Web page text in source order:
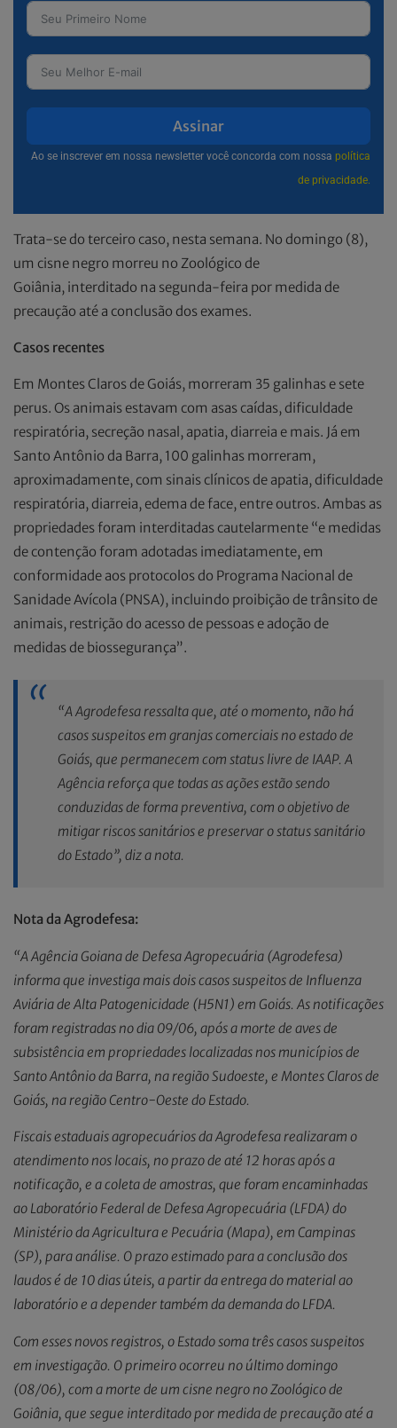
Assinar
Ao se inscrever em nossa newsletter você concorda com nossa política
de privacidade.
Trata-se do terceiro caso, nesta semana. No domingo (8),
um cisne negro morreu no Zoológico de
Goiânia, interditado na segunda-feira por medida de
precaução até a conclusão dos exames.
Casos recentes
Em Montes Claros de Goiás, morreram 35 galinhas e sete
perus. Os animais estavam com asas caídas, dificuldade
respiratória, secreção nasal, apatia, diarreia e mais. Já em
Santo Antônio da Barra, 100 galinhas morreram,
aproximadamente, com sinais clínicos de apatia, dificuldade
respiratória, diarreia, edema de face, entre outros. Ambas as
propriedades foram interditadas cautelarmente “e medidas
de contenção foram adotadas imediatamente, em
conformidade aos protocolos do Programa Nacional de
Sanidade Avícola (PNSA), incluindo proibição de trânsito de
animais, restrição do acesso de pessoas e adoção de
medidas de biossegurança”.
“A Agrodefesa ressalta que, até o momento, não há
casos suspeitos em granjas comerciais no estado de
Goiás, que permanecem com status livre de IAAP. A
Agência reforça que todas as ações estão sendo
conduzidas de forma preventiva, com o objetivo de
mitigar riscos sanitários e preservar o status sanitário
do Estado”, diz a nota.
Nota da Agrodefesa:
“A Agência Goiana de Defesa Agropecuária (Agrodefesa)
informa que investiga mais dois casos suspeitos de Influenza
Aviária de Alta Patogenicidade (H5N1) em Goiás. As notificações
foram registradas no dia 09/06, após a morte de aves de
subsistência em propriedades localizadas nos municípios de
Santo Antônio da Barra, na região Sudoeste, e Montes Claros de
Goiás, na região Centro-Oeste do Estado.
Fiscais estaduais agropecuários da Agrodefesa realizaram o
atendimento nos locais, no prazo de até 12 horas após a
notificação, e a coleta de amostras, que foram encaminhadas
ao Laboratório Federal de Defesa Agropecuária (LFDA) do
Ministério da Agricultura e Pecuária (Mapa), em Campinas
(SP), para análise. O prazo estimado para a conclusão dos
laudos é de 10 dias úteis, a partir da entrega do material ao
laboratório e a depender também da demanda do LFDA.
Com esses novos registros, o Estado soma três casos suspeitos
em investigação. O primeiro ocorreu no último domingo
(08/06), com a morte de um cisne negro no Zoológico de
Goiânia, que segue interditado por medida de precaução até a